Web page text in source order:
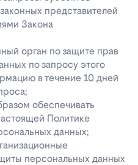
представителей
Закона
орган по защите прав
по запросу этого
в течение 10 дней
обеспечивать
Политике
данных;
персональных данных